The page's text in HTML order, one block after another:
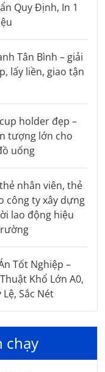
Quy Định, In 1
Tân Bình – giải
lấy liền, giao tận
holder đẹp –
tượng lớn cho
uống
nhân viên, thẻ
công ty xây dựng
lao động hiệu
Tốt Nghiệp –
Khổ Lớn A0,
Lệ, Sắc Nét
chạy